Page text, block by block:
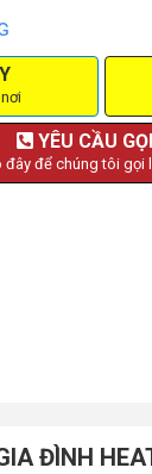
YÊU CẦU
đây để chúng tôi gọi
ĐÌNH